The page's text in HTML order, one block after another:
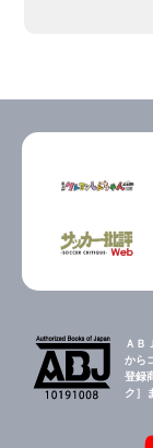
ＡＢ
から
登録
ク］